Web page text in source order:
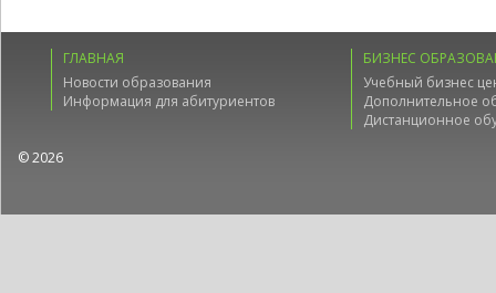
ГЛАВНАЯ
Новости образования
Информация для абитуриентов
БИЗНЕС
Учебный бизнес
Дополнительное
Дистанционное
© 2026